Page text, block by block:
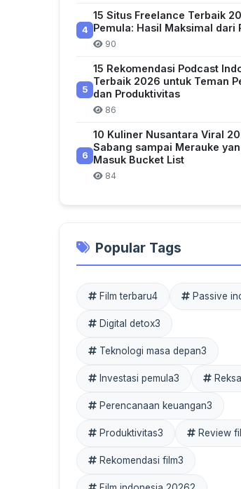
4
15 Situs Freelance Terbaik
Pemula: Hasil Maksimal dari
90
5
15 Rekomendasi Podcast
Terbaik 2026 untuk Teman
dan Produktivitas
86
6
10 Kuliner Nusantara Viral
Sabang sampai Merauke
Masuk Bucket List
84
Popular Tags
Film terbaru4 Passive
Digital detox3
Teknologi masa depan3
Investasi pemula3
Perencanaan keuangan3
Produktivitas3 Review
Rekomendasi film3